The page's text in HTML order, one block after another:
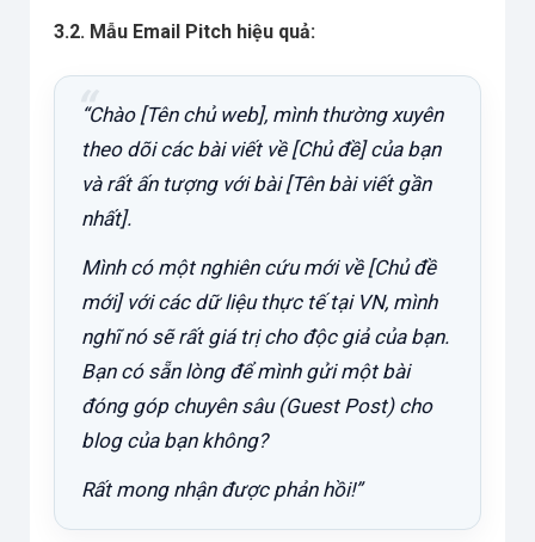
3.2. Mẫu Email Pitch hiệu quả:
“Chào [Tên chủ web], mình thường xuyên
theo dõi các bài viết về [Chủ đề] của bạn
và rất ấn tượng với bài [Tên bài viết gần
nhất].
Mình có một nghiên cứu mới về [Chủ đề
mới] với các dữ liệu thực tế tại VN, mình
nghĩ nó sẽ rất giá trị cho độc giả của bạn.
Bạn có sẵn lòng để mình gửi một bài
đóng góp chuyên sâu (Guest Post) cho
blog của bạn không?
Rất mong nhận được phản hồi!”